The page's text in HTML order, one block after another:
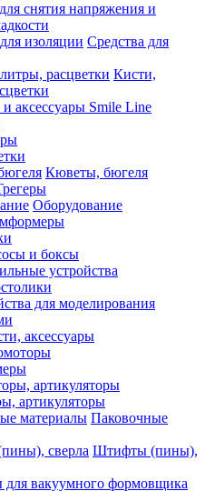
снятия напряжения и
Средства для
Кисти,
аксессуары Smile Line
Кюветы, бюгеля
Оборудование
и боксы
устройства
для моделирования
аксессуары
артикуляторы
Паковочные
Штифты (пины),